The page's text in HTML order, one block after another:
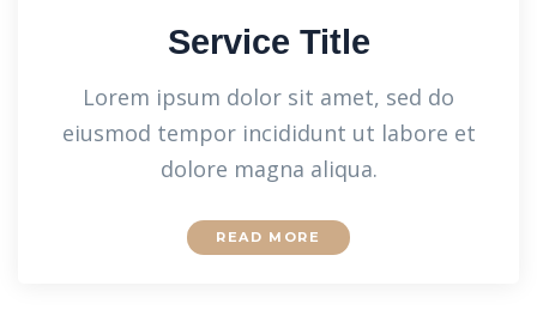
Service Title
Lorem ipsum dolor sit amet, sed do
eiusmod tempor incididunt ut labore et
dolore magna aliqua.
READ MORE